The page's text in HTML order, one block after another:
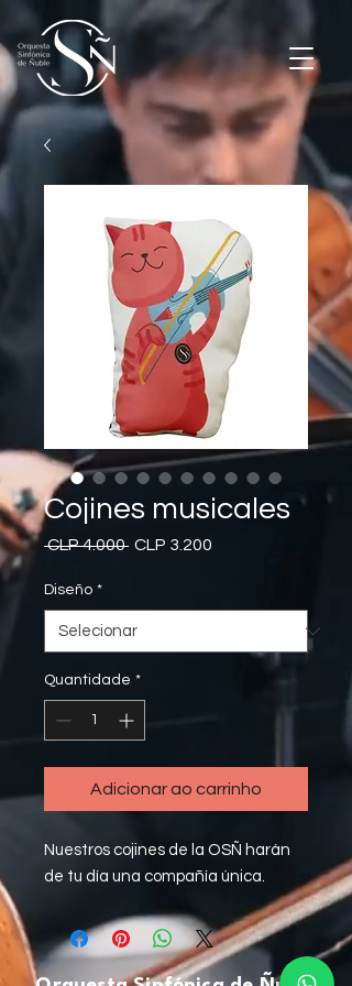
Cojines musicales
CLP 4.000 Preço
CLP 3.200
Diseño *
Quantidade *
Adicionar ao carrinho
Nuestros cojines de la OSÑ harán
de tu día una compañía única.